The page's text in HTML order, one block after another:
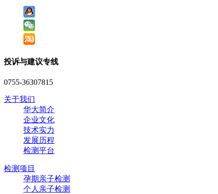
投诉与建议专线
0755-36307815
关于我们
华大简介
企业文化
技术实力
发展历程
检测平台
检测项目
孕期亲子检测
个人亲子检测